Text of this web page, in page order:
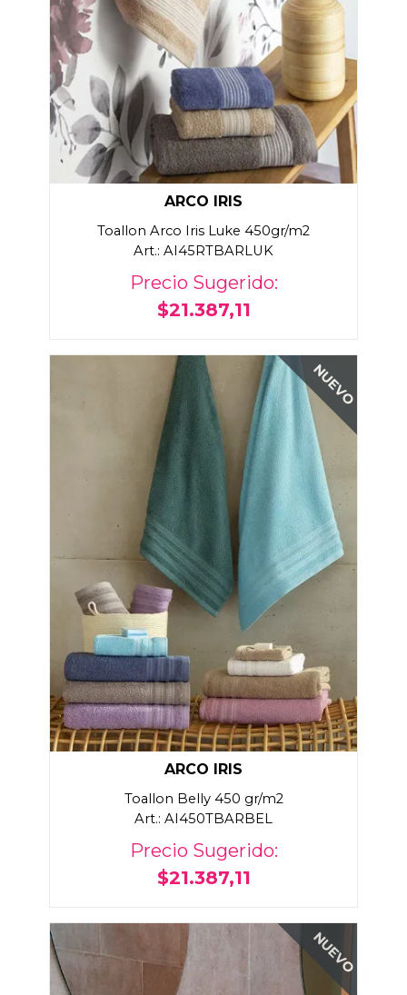
ARCO IRIS
Toallon Arco Iris Luke 450gr/m2
Art.: AI45RTBARLUK
Precio Sugerido:
$21.387,11
NUEVO
ARCO IRIS
Toallon Belly 450 gr/m2
Art.: AI450TBARBEL
Precio Sugerido:
$21.387,11
NUEVO